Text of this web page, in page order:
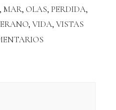
MAR, OLAS, PERDIDA,
, VIDA, VISTAS